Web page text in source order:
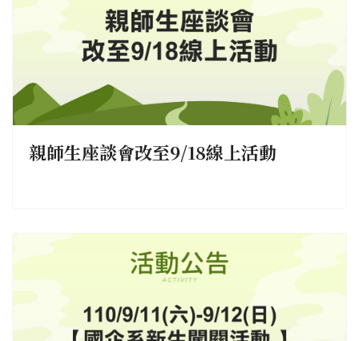
親師生座談會改至9/18線上活動